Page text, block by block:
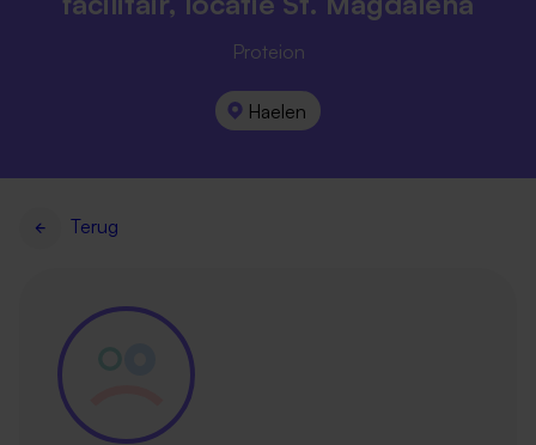
Proteion
Haelen
Terug